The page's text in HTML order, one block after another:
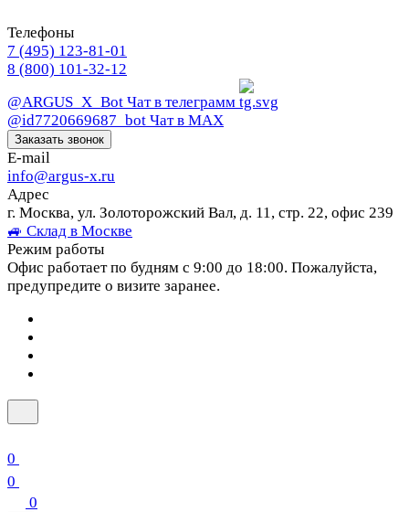
Телефоны
7 (495) 123-81-01
8 (800) 101-32-12
@ARGUS_X_Bot Чат в телеграмм
@id7720669687_bot Чат в МАХ
Заказать звонок
E-mail
info@argus-x.ru
Адрес
г. Москва, ул. Золоторожский Вал, д. 11, стр. 22, офис 239
🚙 Склад в Москве
Режим работы
Офис работает по будням с 9:00 до 18:00. Пожалуйста,
предупредите о визите заранее.
0
0
0